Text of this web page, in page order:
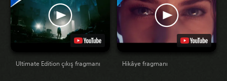
Ultimate Edition çıkış fragmanı Hikâye fragmanı